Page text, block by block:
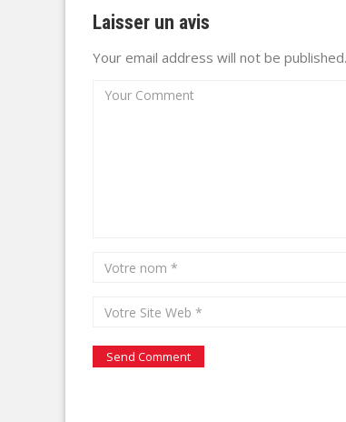
Your email address will not be published.*